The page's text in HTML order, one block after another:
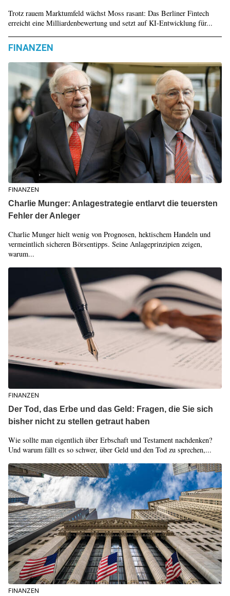
Trotz rauem Marktumfeld wächst Moss rasant: Das Berliner Fintech
erreicht eine Milliardenbewertung und setzt auf KI-Entwicklung für...
FINANZEN
FINANZEN
Charlie Munger: Anlagestrategie entlarvt die teuersten
Fehler der Anleger
Charlie Munger hielt wenig von Prognosen, hektischem Handeln und
vermeintlich sicheren Börsentipps. Seine Anlageprinzipien zeigen,
warum...
FINANZEN
Der Tod, das Erbe und das Geld: Fragen, die Sie sich
bisher nicht zu stellen getraut haben
Wie sollte man eigentlich über Erbschaft und Testament nachdenken?
Und warum fällt es so schwer, über Geld und den Tod zu sprechen,...
FINANZEN